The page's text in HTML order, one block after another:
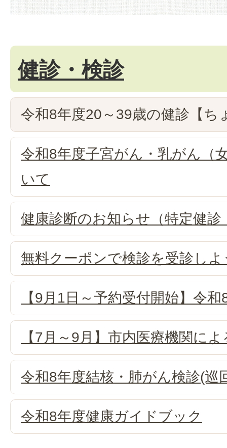
健診・検診
令和8年度20～39歳の健診【ち
令和8年度子宮がん・乳がん（
いて
健康診断のお知らせ（特定健診
無料クーポンで検診を受診しよ
【9月1日～予約受付開始】令
【7月～9月】市内医療機関に
令和8年度結核・肺がん検診(巡
令和8年度健康ガイドブック